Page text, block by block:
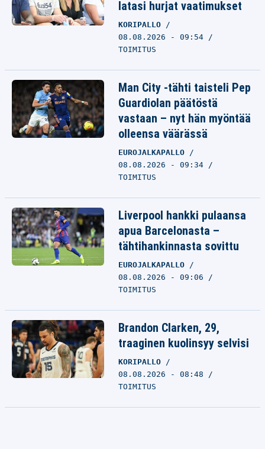
latasi hurjat vaatimukset
KORIPALLO
08.08.2026 - 09:54
TOIMITUS
Man City -tähti taisteli Pep
Guardiolan päätöstä
vastaan – nyt hän myöntää
olleensa väärässä
EUROJALKAPALLO
08.08.2026 - 09:34
TOIMITUS
Liverpool hankki pulaansa
apua Barcelonasta –
tähtihankinnasta sovittu
EUROJALKAPALLO
08.08.2026 - 09:06
TOIMITUS
Brandon Clarken, 29,
traaginen kuolinsyy selvisi
KORIPALLO
08.08.2026 - 08:48
TOIMITUS